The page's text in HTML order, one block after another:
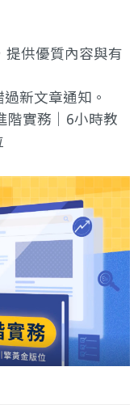
提供優質內容與有
過新文章通知。
階實務｜6小時教